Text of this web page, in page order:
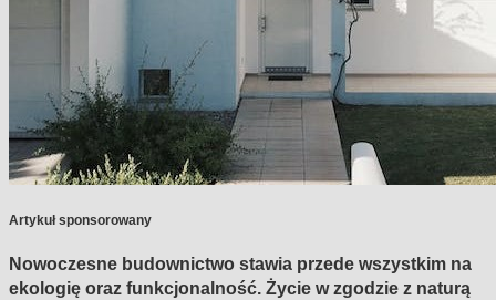
Artykuł sponsorowany
Nowoczesne budownictwo stawia przede wszystkim na
ekologię oraz funkcjonalność. Życie w zgodzie z naturą